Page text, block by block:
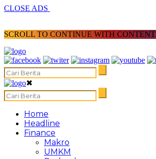
CLOSE ADS
SCROLL TO CONTINUE WITH CONTENT
✖
Home
Headline
Finance
Makro
UMKM